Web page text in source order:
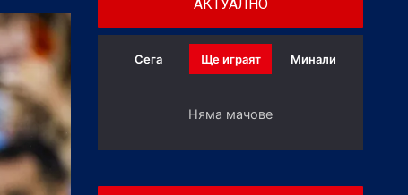
АКТУАЛНО
Сега Ще играят Минали
Няма мачове